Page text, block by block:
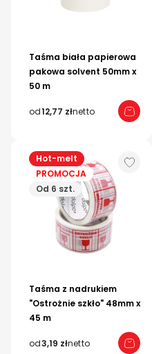
Taśma biała papierowa
pakowa solvent 50mm x
50 m
od12,77 złnetto
Hot-melt
PROMOCJA
Od 6 szt.
Taśma z nadrukiem
"Ostrożnie szkło" 48mm x
45 m
od3,19 złnetto